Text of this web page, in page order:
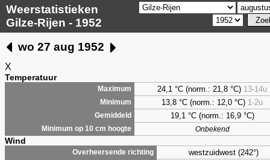
Weerstatistieken
Gilze-Rijen - 1952
wo 27 aug 1952
X
Temperatuur
Maximum 24,1 °C (norm.: 21,8 °C) 13-14u
Minimum 13,8 °C (norm.: 12,0 °C) 1-2u
Gemiddeld 19,1 °C (norm.: 16,9 °C)
Minimum op 10 cm hoogte Onbekend
Wind
Overheersende richting westzuidwest (242°)